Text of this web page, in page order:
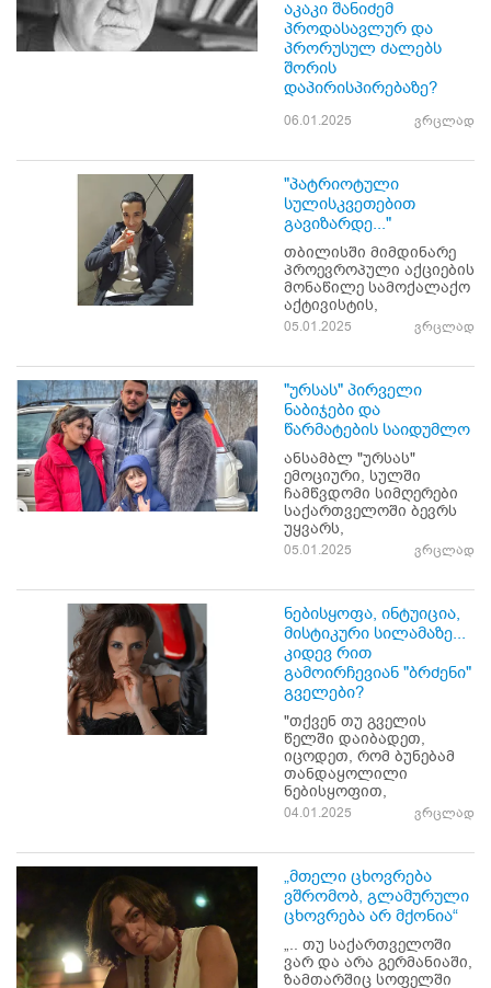
აკაკი შანიძემ
პროდასავლურ და
პრორუსულ ძალებს
შორის
დაპირისპირებაზე?
06.01.2025 ვრცლად
"პატრიოტული
სულისკვეთებით
გავიზარდე..."
თბილისში მიმდინარე
პროევროპული აქციების
მონაწილე სამოქალაქო
აქტივისტის,
05.01.2025 ვრცლად
"ურსას" პირველი
ნაბიჯები და
წარმატების საიდუმლო
ანსამბლ "ურსას"
ემოციური, სულში
ჩამწვდომი სიმღერები
საქართველოში ბევრს
უყვარს,
05.01.2025 ვრცლად
ნებისყოფა, ინტუიცია,
მისტიკური სილამაზე...
კიდევ რით
გამოირჩევიან "ბრძენი"
გველები?
"თქვენ თუ გველის
წელში დაიბადეთ,
იცოდეთ, რომ ბუნებამ
თანდაყოლილი
ნებისყოფით,
04.01.2025 ვრცლად
„მთელი ცხოვრება
ვშრომობ, გლამურული
ცხოვრება არ მქონია“
„.. თუ საქართველოში
ვარ და არა გერმანიაში,
ზამთარშიც სოფელში